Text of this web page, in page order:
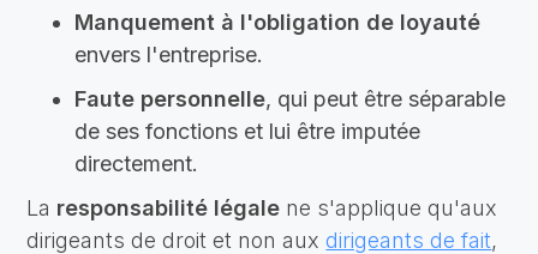
Manquement à l'obligation de loyauté
envers l'entreprise.
Faute personnelle, qui peut être séparable
de ses fonctions et lui être imputée
directement.
La responsabilité légale ne s'applique qu'aux
dirigeants de droit et non auxdirigeants de fait,